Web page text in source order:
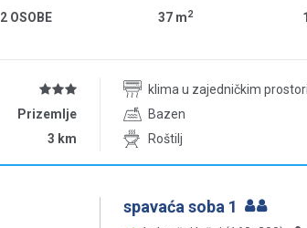
2 OSOBE 37 m2
klima u zajedničkim
Prizemlje Bazen
3 km Roštilj
spavaća soba 1